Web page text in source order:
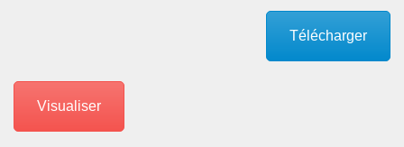
Télécharger
Visualiser